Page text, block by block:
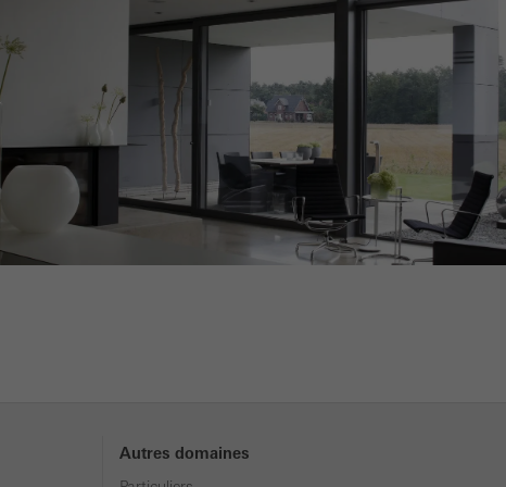
Autres domaines
les visiteurs sur les
sont responsables
Sauvegarder